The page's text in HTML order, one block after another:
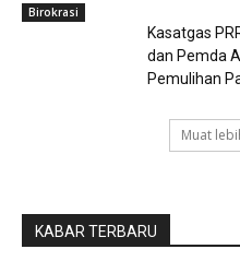
Birokrasi
Kasatgas
dan Pemda
Pemulihan
Muat
KABAR TERBARU